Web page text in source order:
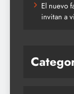
El nuevo
invitan a